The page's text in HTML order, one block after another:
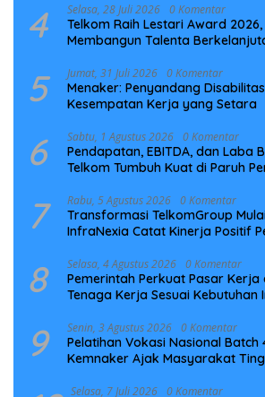
4 Selasa, 28 Juli 2026 0 Komentar
Telkom Raih Lestari Award
Membangun Talenta
5 Jumat, 31 Juli 2026 0 Komentar
Menaker: Penyandang
Kesempatan Kerja yang Setara
6 Sabtu, 1 Agustus 2026 0 Komentar
Pendapatan, EBITDA, dan Laba
Telkom Tumbuh Kuat di Paruh
7 Rabu, 5 Agustus 2026 0 Komentar
Transformasi TelkomGroup
InfraNexia Catat Kinerja Positif
8 Selasa, 4 Agustus 2026 0 Komentar
Pemerintah Perkuat Pasar
Tenaga Kerja Sesuai Kebutuhan
9 Senin, 3 Agustus 2026 0 Komentar
Pelatihan Vokasi Nasional Batch
Kemnaker Ajak Masyarakat
Selasa, 7 Juli 2026 0 Komentar